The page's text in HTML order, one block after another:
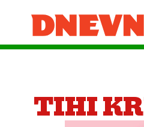
TIHI